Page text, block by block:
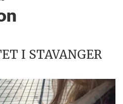
I STAVANGER